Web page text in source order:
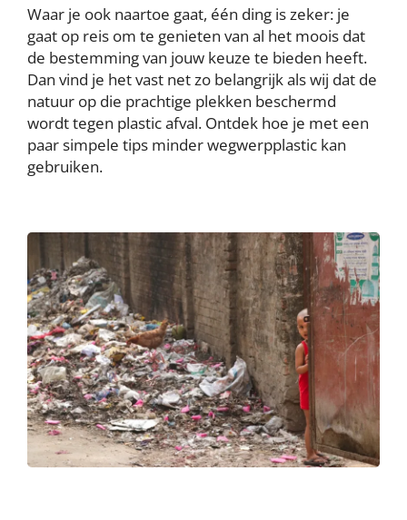
Waar je ook naartoe gaat, één ding is zeker: je
gaat op reis om te genieten van al het moois dat
de bestemming van jouw keuze te bieden heeft.
Dan vind je het vast net zo belangrijk als wij dat de
natuur op die prachtige plekken beschermd
wordt tegen plastic afval. Ontdek hoe je met een
paar simpele tips minder wegwerpplastic kan
gebruiken.